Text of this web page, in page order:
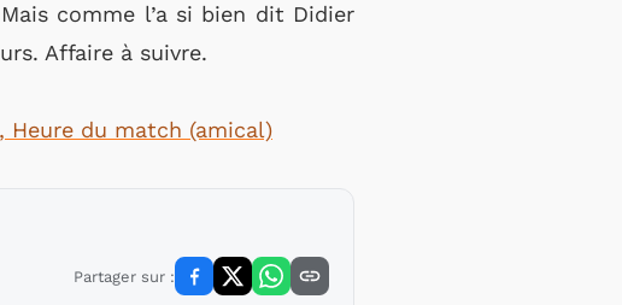
comme l’a si bien dit Didier
Affaire à suivre.
Heure du match (amical)
Partager sur :